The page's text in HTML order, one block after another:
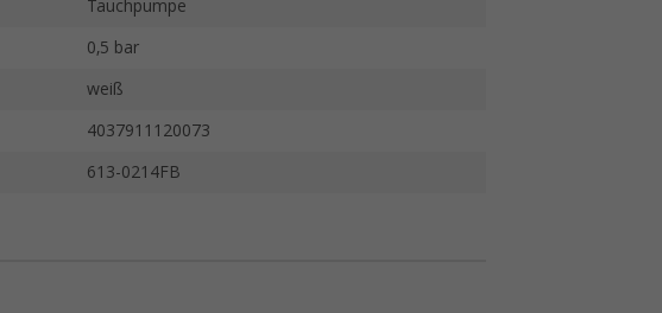
Tauchpumpe
0,5 bar
weiß
4037911120073
613-0214FB